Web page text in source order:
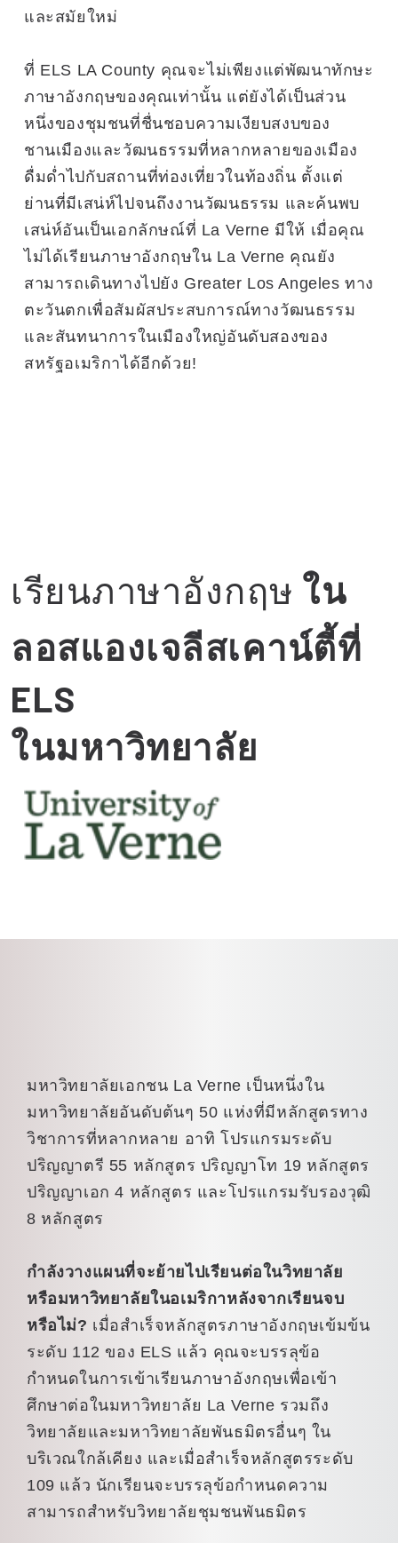
และสมัยใหม่
ที่ ELS LA County คุณจะไม่เพียงแต่พัฒนาทักษะ
ภาษาอังกฤษของคุณเท่านั้น แต่ยังได้เป็นส่วน
หนึ่งของชุมชนที่ชื่นชอบความเงียบสงบของ
ชานเมืองและวัฒนธรรมที่หลากหลายของเมือง
ดื่มด่ำไปกับสถานที่ท่องเที่ยวในท้องถิ่น ตั้งแต่
ย่านที่มีเสน่ห์ไปจนถึงงานวัฒนธรรม และค้นพบ
เสน่ห์อันเป็นเอกลักษณ์ที่ La Verne มีให้ เมื่อคุณ
ไม่ได้เรียนภาษาอังกฤษใน La Verne คุณยัง
สามารถเดินทางไปยัง Greater Los Angeles ทาง
ตะวันตกเพื่อสัมผัสประสบการณ์ทางวัฒนธรรม
และสันทนาการในเมืองใหญ่อันดับสองของ
สหรัฐอเมริกาได้อีกด้วย!
เรียนภาษาอังกฤษ ใน
ลอสแองเจลีสเคาน์ตี้ที่
ELS
ในมหาวิทยาลัย
มหาวิทยาลัยเอกชน La Verne เป็นหนึ่งใน
มหาวิทยาลัยอันดับต้นๆ 50 แห่งที่มีหลักสูตรทาง
วิชาการที่หลากหลาย อาทิ โปรแกรมระดับ
ปริญญาตรี 55 หลักสูตร ปริญญาโท 19 หลักสูตร
ปริญญาเอก 4 หลักสูตร และโปรแกรมรับรองวุฒิ
8 หลักสูตร
กำลังวางแผนที่จะย้ายไปเรียนต่อในวิทยาลัย
หรือมหาวิทยาลัยในอเมริกาหลังจากเรียนจบ
หรือไม่? เมื่อสำเร็จหลักสูตรภาษาอังกฤษเข้มข้น
ระดับ 112 ของ ELS แล้ว คุณจะบรรลุข้อ
กำหนดในการเข้าเรียนภาษาอังกฤษเพื่อเข้า
ศึกษาต่อในมหาวิทยาลัย La Verne รวมถึง
วิทยาลัยและมหาวิทยาลัยพันธมิตรอื่นๆ ใน
บริเวณใกล้เคียง และเมื่อสำเร็จหลักสูตรระดับ
109 แล้ว นักเรียนจะบรรลุข้อกำหนดความ
สามารถสำหรับวิทยาลัยชุมชนพันธมิตร